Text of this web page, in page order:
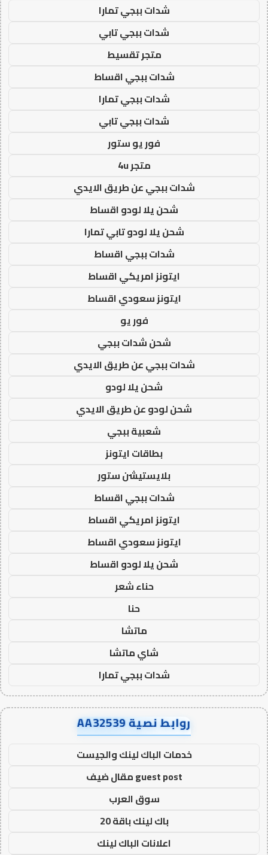
شدات ببجي تمارا
شدات ببجي تابي
متجر تقسيط
شدات ببجي اقساط
شدات ببجي تمارا
شدات ببجي تابي
فور يو ستور
متجر 4u
شدات ببجي عن طريق الايدي
شحن يلا لودو اقساط
شحن يلا لودو تابي تمارا
شدات ببجي اقساط
ايتونز امريكي اقساط
ايتونز سعودي اقساط
فور يو
شحن شدات ببجي
شدات ببجي عن طريق الايدي
شحن يلا لودو
شحن لودو عن طريق الايدي
شعبية ببجي
بطاقات ايتونز
بلايستيشن ستور
شدات ببجي اقساط
ايتونز امريكي اقساط
ايتونز سعودي اقساط
شحن يلا لودو اقساط
حناء شعر
حنا
ماتشا
شاي ماتشا
شدات ببجي تمارا
روابط نصية AA32539
خدمات الباك لينك والجيست
guest post مقال ضيف
سوق العرب
باك لينك باقة 20
اعلانات الباك لينك